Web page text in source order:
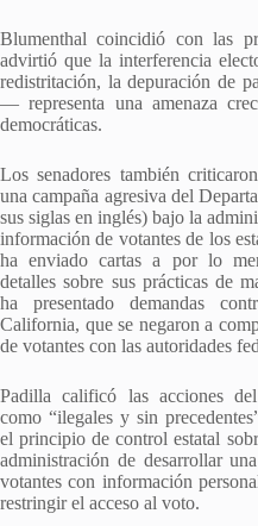
Blumenthal coincidió con las
advirtió que la interferencia
redistritación, la depuración de
— representa una amenaza
democráticas.
Los senadores también
una campaña agresiva del
sus siglas en inglés) bajo la
información de votantes de los
ha enviado cartas a por lo
detalles sobre sus prácticas de
ha presentado demandas
California, que se negaron a
de votantes con las autoridades
Padilla calificó las acciones
como “ilegales y sin
el principio de control estatal
administración de desarrollar
votantes con información
restringir el acceso al voto.